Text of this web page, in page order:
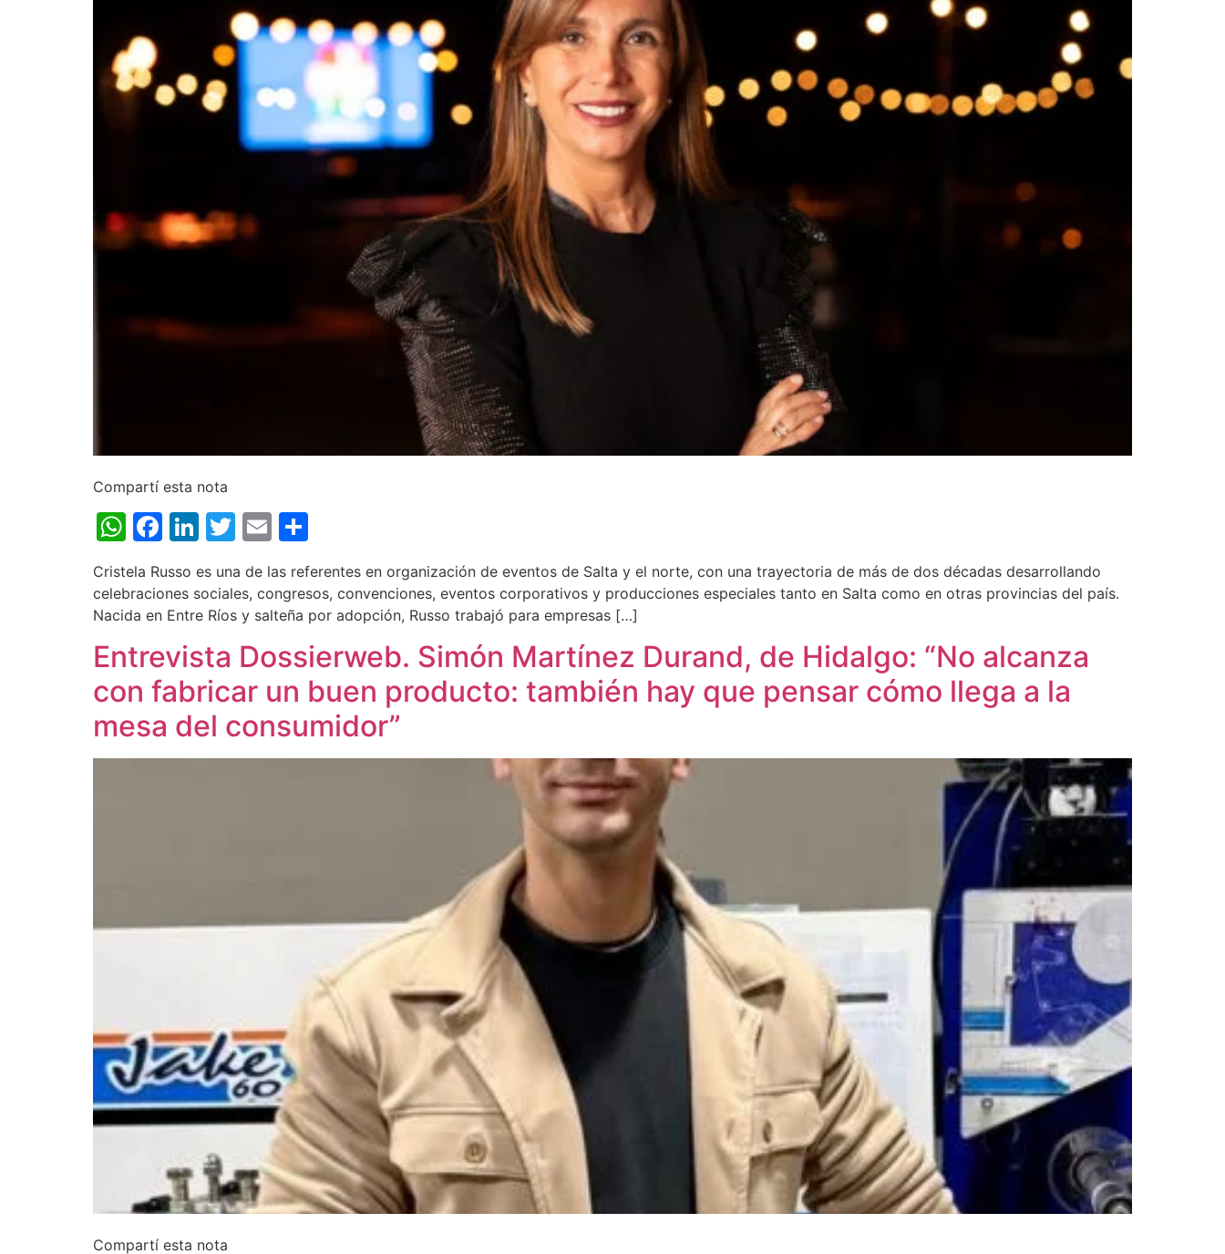
Compartí esta nota
WhatsApp
Facebook
LinkedIn
Twitter
Email
Cristela Russo es una de las referentes en organización de eventos de Salta y el norte, con una trayectoria de más de dos décadas desarrollando
celebraciones sociales, congresos, convenciones, eventos corporativos y producciones especiales tanto en Salta como en otras provincias del país.
Nacida en Entre Ríos y salteña por adopción, Russo trabajó para empresas […]
Entrevista Dossierweb. Simón Martínez Durand, de Hidalgo: “No alcanza
con fabricar un buen producto: también hay que pensar cómo llega a la
mesa del consumidor”
Compartí esta nota